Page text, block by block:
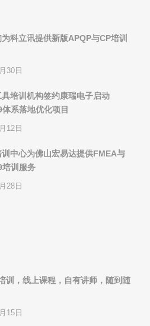
科立讯提供新版APQP与CP培训
30日
培训机构签约康瑞电子启动
系落地优化项目
12日
训中心为佛山宏易达提供FMEA与
培训服务
28日
训，线上课程，自有讲师，随到随
15日